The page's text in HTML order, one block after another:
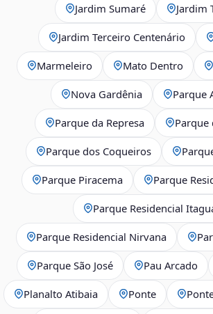
Jardim Sumaré Jardim
Jardim Terceiro Centenário
Marmeleiro Mato Dentro
Nova Gardênia Parque
Parque da Represa Parque
Parque dos Coqueiros
Parque Piracema Parque
Parque Residencial
Parque Residencial Nirvana
Parque São José Pau Arcado
Planalto Atibaia Ponte